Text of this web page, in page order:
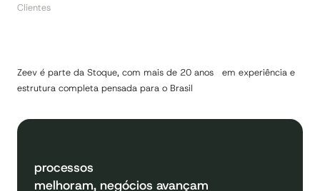
Clientes
Zeev é parte da Stoque, com mais de 20 anos em experiência e
estrutura completa pensada para o Brasil
processos
melhoram, negócios avançam